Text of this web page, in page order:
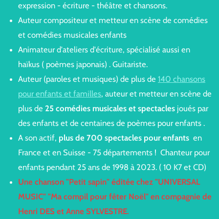
expression - écriture - théâtre et chansons.
Auteur compositeur et metteur en scène de comédies
et comédies musicales enfants
Animateur d'ateliers d'écriture, spécialisé aussi en
haïkus ( poèmes japonais) . Guitariste.
Auteur (paroles et musiques) de plus de 140 chansons
pour enfants et familles, auteur et metteur en scène de
plus de 25 comédies musicales et spectacles joués par
des enfants et de centaines de poèmes pour enfants .
A son actif, plus de 700 spectacles pour enfants en
France et en Suisse - 75 départements ! Chanteur pour
enfants pendant 25 ans de 1998 à 2023. ( 10 K7 et CD)
Une chanson "Petit sapin" éditée chez "UNIVERSAL
MUSIC" "Ma compil pour fêter Noël" en compagnie de
Henri DES et Anne SYLVESTRE.